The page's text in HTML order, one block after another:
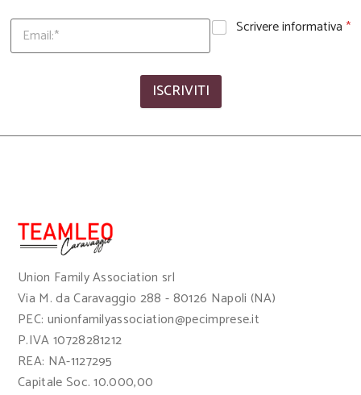
Scrivere informativa *
ISCRIVITI
Union Family Association srl
Via M. da Caravaggio 288 - 80126 Napoli (NA)
PEC: unionfamilyassociation@pecimprese.it
P.IVA 10728281212
REA: NA-1127295
Capitale Soc. 10.000,00